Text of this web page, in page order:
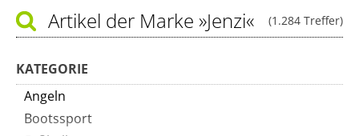
(1.284 Treffer)
Artikel der Marke »Jenzi«
KATEGORIE
Angeln
Bootssport